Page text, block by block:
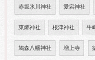
赤坂氷川神社 愛宕神社
東郷神社 根津神社 牛
鳩森八幡神社 増上寺